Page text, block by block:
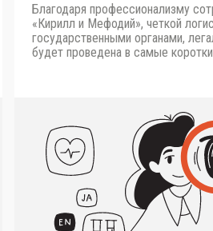
Благодаря профессионализму
«Кирилл и Мефодий», четкой
государственными органами,
будет проведена в самые